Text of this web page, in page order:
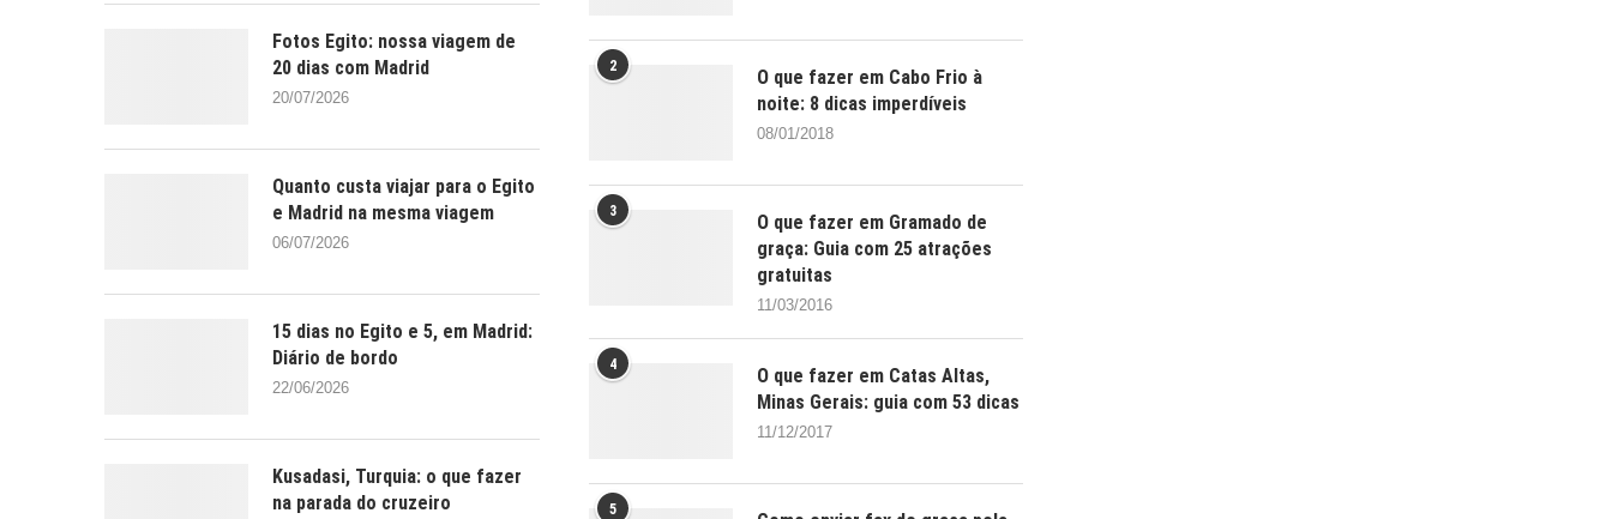
Fotos Egito: nossa viagem de
20 dias com Madrid
20/07/2026
Quanto custa viajar para o Egito
e Madrid na mesma viagem
06/07/2026
15 dias no Egito e 5, em Madrid:
Diário de bordo
22/06/2026
Kusadasi, Turquia: o que fazer
na parada do cruzeiro
2
O que fazer em Cabo Frio à
noite: 8 dicas imperdíveis
08/01/2018
3
O que fazer em Gramado de
graça: Guia com 25 atrações
gratuitas
11/03/2016
4
O que fazer em Catas Altas,
Minas Gerais: guia com 53 dicas
11/12/2017
5